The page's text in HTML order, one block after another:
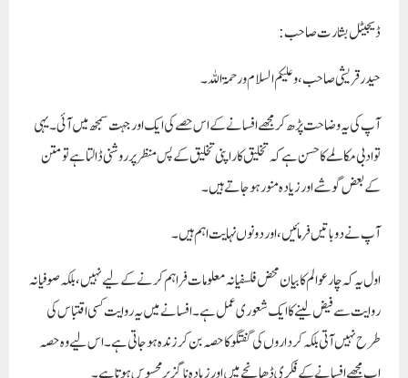
ڈیجیٹل بشارت صاحب :
حیدر قریشی صاحب، وعلیکم السلام ورحمۃ اللہ۔
آپ کی یہ وضاحت پڑھ کر مجھے افسانے کے اس حصے کی ایک اور جہت سمجھ میں آئی۔ یہی
تو ادبی مکالمے کا حسن ہے کہ تخلیق کار اپنی تخلیق کے پس منظر پر روشنی ڈالتا ہے تو متن
کے بعض گوشے اور زیادہ منور ہو جاتے ہیں۔
آپ نے دو باتیں فرمائیں، اور دونوں نہایت اہم ہیں۔
اول یہ کہچار عوالمکا بیان محض فلسفیانہ معلومات فراہم کرنے کے لیے نہیں، بلکہ صوفیانہ
روایت سے فیض لینے کا ایک شعوری عمل ہے۔ افسانے میں یہ روایت کسی اقتباس کی
طرح نہیں آتی بلکہ کرداروں کی گفتگو کا حصہ بن کر زندہ ہو جاتی ہے۔ اس لیے وہ حصہ